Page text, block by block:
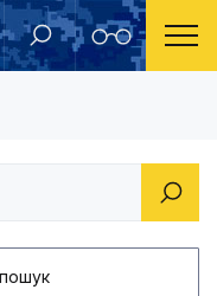
ради 2013 рік Про затвердження